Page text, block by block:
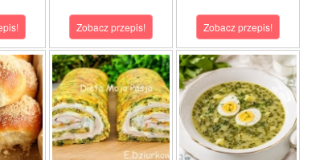
Zobacz przepis! Zobacz przepis!